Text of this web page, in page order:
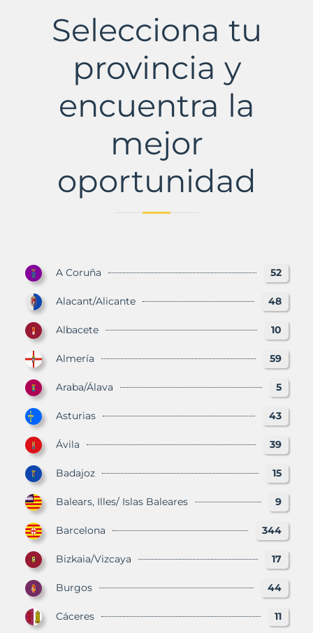
MurbalandsSelecciona tu
provincia y
encuentra la
mejor
oportunidad
A Coruña 52
Alacant/Alicante 48
Albacete 10
Almería 59
Araba/Álava 5
Asturias 43
Ávila 39
Badajoz 15
Balears, Illes/ Islas Baleares 9
Barcelona 344
Bizkaia/Vizcaya 17
Burgos 44
Cáceres 11